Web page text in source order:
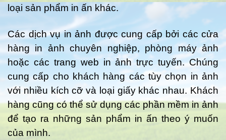
loại sản phẩm in ấn khác.
Các dịch vụ in ảnh được cung cấp bởi các cửa
hàng in ảnh chuyên nghiệp, phòng máy ảnh
hoặc các trang web in ảnh trực tuyến. Chúng
cung cấp cho khách hàng các tùy chọn in ảnh
với nhiều kích cỡ và loại giấy khác nhau. Khách
hàng cũng có thể sử dụng các phần mềm in ảnh
để tạo ra những sản phẩm in ấn theo ý muốn
của mình.